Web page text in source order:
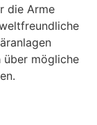
die Arme
über mögliche